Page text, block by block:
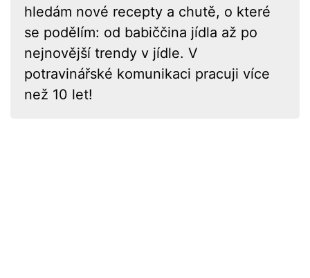
hledám nové recepty a chutě, o které
se podělím: od babiččina jídla až po
nejnovější trendy v jídle. V
potravinářské komunikaci pracuji více
než 10 let!